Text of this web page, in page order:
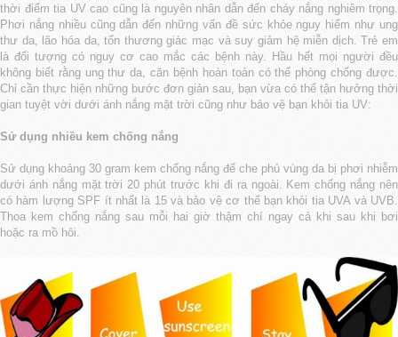
thời điểm tia UV cao cũng là nguyên nhân dẫn đến cháy nắng nghiêm trọng.
Phơi nắng nhiều cũng dẫn đến những vấn đề sức khỏe nguy hiểm như ung
thư da, lão hóa da, tổn thương giác mạc và suy giảm hệ miễn dịch. Trẻ em
là đối tượng có nguy cơ cao mắc các bệnh này. Hầu hết mọi người đều
không biết rằng ung thư da, căn bệnh hoàn toàn có thể phòng chống được.
Chỉ cần thực hiện những bước đơn giản sau, bạn vừa có thể tận hưởng thời
gian tuyệt vời dưới ánh nắng mặt trời cũng như bảo vệ bạn khỏi tia UV:
Sử dụng nhiều kem chống nắng
Sử dụng khoảng 30 gram kem chống nắng để che phủ vùng da bị phơi nhiễm
dưới ánh nắng mặt trời 20 phút trước khi đi ra ngoài. Kem chống nắng nên
có hàm lượng SPF ít nhất là 15 và bảo vệ cơ thể bạn khỏi tia UVA và UVB.
Thoa kem chống nắng sau mỗi hai giờ thậm chí ngay cả khi sau khi bơi
hoặc ra mồ hôi.